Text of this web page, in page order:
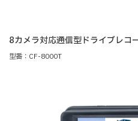
8カメラ対応通信型ドライブレコ
型番：CF-8000T